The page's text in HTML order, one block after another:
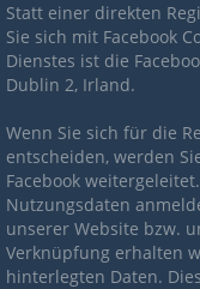
Statt einer direkten
Sie sich mit Facebook
Dienstes ist die
Dublin 2, Irland.
Wenn Sie sich für die
entscheiden, werden
Facebook
Nutzungsdaten
unserer Website bzw.
Verknüpfung erhalten
hinterlegten Daten.